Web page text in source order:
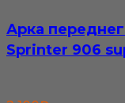
Арка
Sprinter 906